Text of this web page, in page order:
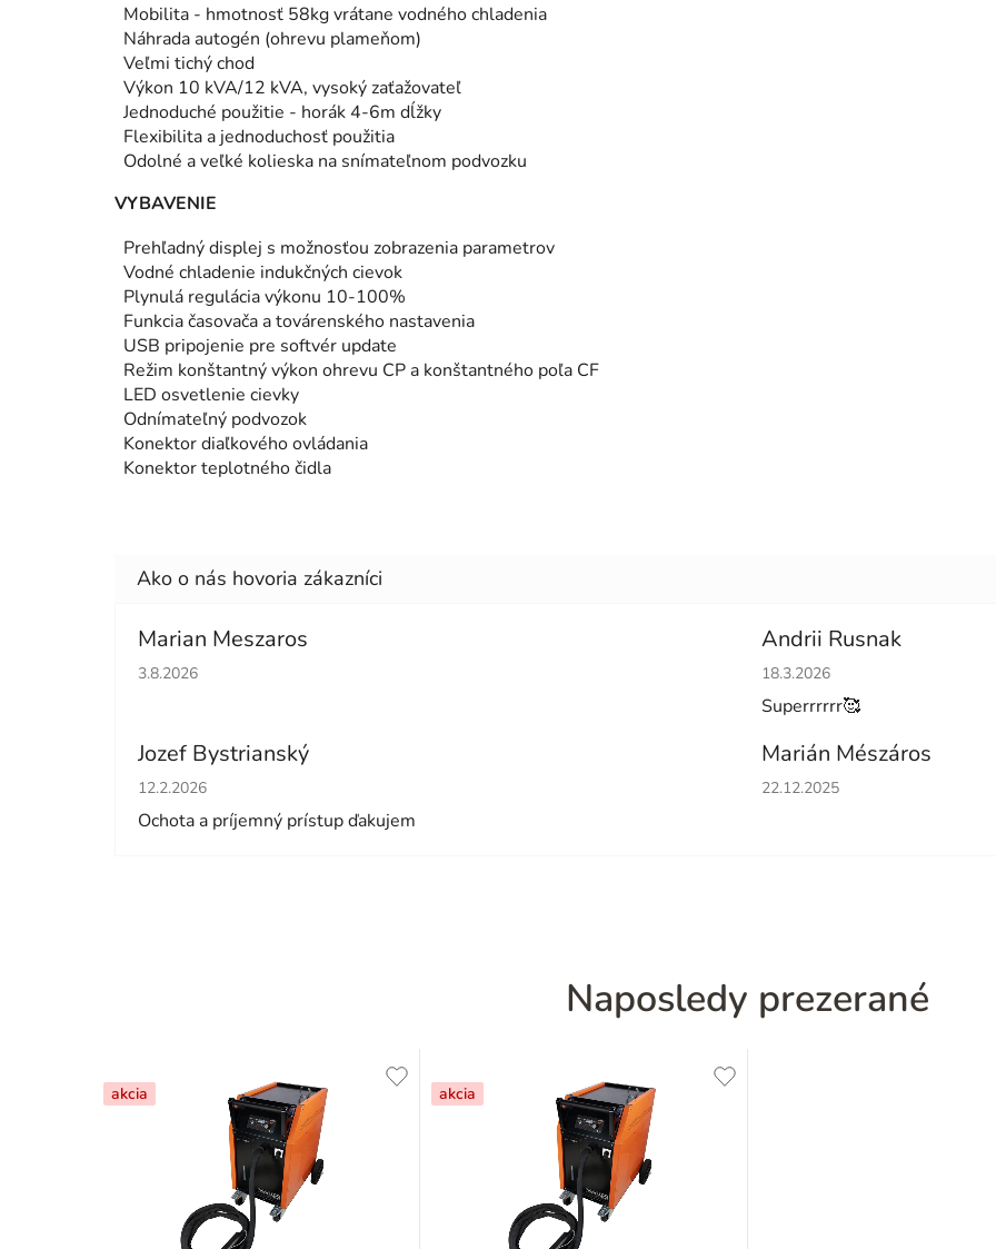
Mobilita - hmotnosť 58kg vrátane vodného chladenia
Náhrada autogén (ohrevu plameňom)
Veľmi tichý chod
Výkon 10 kVA/12 kVA, vysoký zaťažovateľ
Jednoduché použitie - horák 4-6m dĺžky
Flexibilita a jednoduchosť použitia
Odolné a veľké kolieska na snímateľnom podvozku
VYBAVENIE
Prehľadný displej s možnosťou zobrazenia parametrov
Vodné chladenie indukčných cievok
Plynulá regulácia výkonu 10-100%
Funkcia časovača a továrenského nastavenia
USB pripojenie pre softvér update
Režim konštantný výkon ohrevu CP a konštantného poľa CF
LED osvetlenie cievky
Odnímateľný podvozok
Konektor diaľkového ovládania
Konektor teplotného čidla
Marian Meszaros
Hodnotenie obchodu je 5 z 5 hviezdičiek.
3.8.2026
Andrii Rusnak
Hodnotenie obchodu je 5 z 5
18.3.2026
Superrrrrr🥰
Jozef Bystrianský
Hodnotenie obchodu je 5 z 5 hviezdičiek.
12.2.2026
Ochota a príjemný prístup ďakujem
Marián Mészáros
Hodnotenie obchodu je 5 z 5
22.12.2025
Naposledy prezerané
akcia akcia